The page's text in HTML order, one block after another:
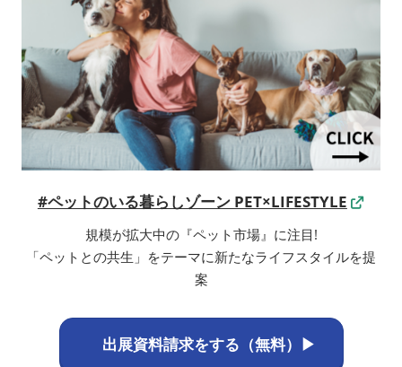
#ペットのいる暮らしゾーン PET×LIFESTYLE
規模が拡大中の『ペット市場』に注目!
「ペットとの共生」をテーマに新たなライフスタイルを提
案
出展資料請求をする（無料）▶